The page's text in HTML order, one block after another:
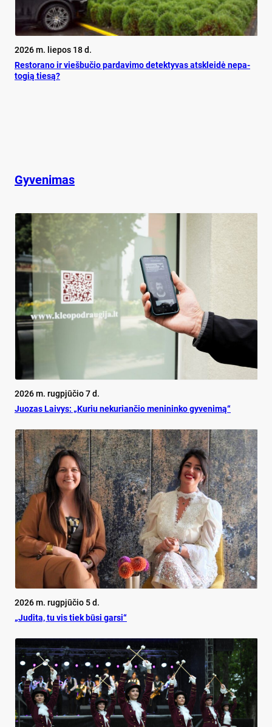
2026 m. liepos 18 d.
Res­to­ra­no ir vieš­bu­čio par­da­vi­mo de­tek­ty­vas at­sklei­dė ne­pa­
to­gią tie­są?
Gyvenimas
2026 m. rugpjūčio 7 d.
Juo­zas Lai­vys: „Ku­riu ne­ku­rian­čio me­ni­nin­ko gy­ve­ni­mą“
2026 m. rugpjūčio 5 d.
„Judita, tu vis tiek būsi garsi“